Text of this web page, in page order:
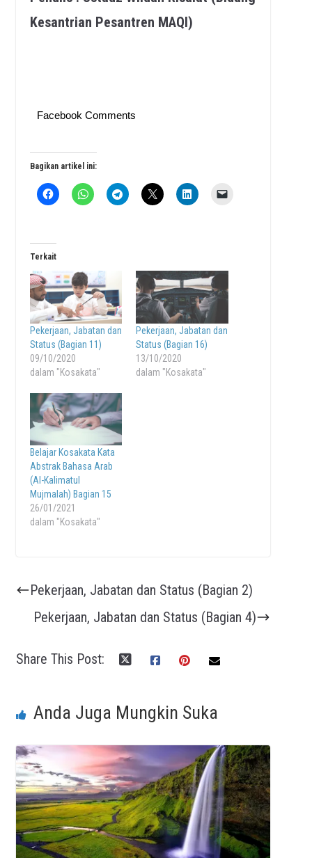
Kesantrian Pesantren MAQI)
Facebook Comments
Bagikan artikel ini:
Terkait
Pekerjaan, Jabatan dan
Status (Bagian 11)
09/10/2020
dalam "Kosakata"
Pekerjaan, Jabatan dan
Status (Bagian 16)
13/10/2020
dalam "Kosakata"
Belajar Kosakata Kata
Abstrak Bahasa Arab
(Al-Kalimatul
Mujmalah) Bagian 15
26/01/2021
dalam "Kosakata"
Pekerjaan, Jabatan dan Status (Bagian 2)
Pekerjaan, Jabatan dan Status (Bagian 4)
Share This Post:
Anda Juga Mungkin Suka